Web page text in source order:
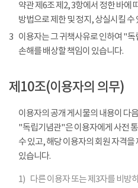
약관 제6조 제2, 3항에서 정한 바에
방법으로 제한 및 정지, 상실시킬 수
3 이용자는 그 귀책사유로 인하여 "
손해를 배상할 책임이 있습니다.
제10조(이용자의 의무)
이용자의 공개 게시물의 내용이 다
"독립기념관"은 이용자에게 사전
수 있고, 해당 이용자의 회원 자격을
있습니다.
1) 다른 이용자 또는 제3자를 비방